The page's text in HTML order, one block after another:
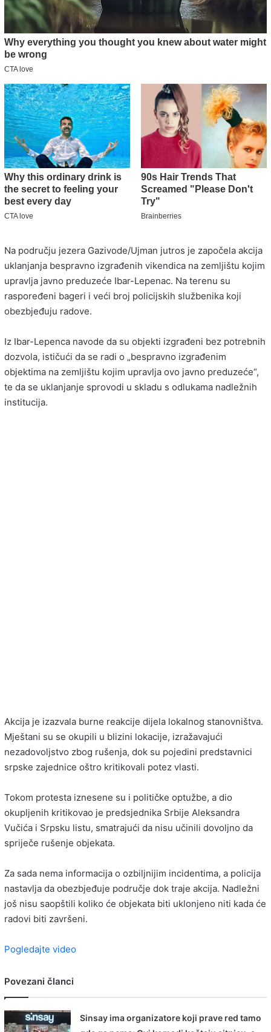
Na području jezera Gazivode/Ujman jutros je započela akcija
uklanjanja bespravno izgrađenih vikendica na zemljištu kojim
upravlja javno preduzeće Ibar-Lepenac. Na terenu su
raspoređeni bageri i veći broj policijskih službenika koji
obezbjeđuju radove.
Iz Ibar-Lepenca navode da su objekti izgrađeni bez potrebnih
dozvola, ističući da se radi o „bespravno izgrađenim
objektima na zemljištu kojim upravlja ovo javno preduzeće“,
te da se uklanjanje sprovodi u skladu s odlukama nadležnih
institucija.
Akcija je izazvala burne reakcije dijela lokalnog stanovništva.
Mještani su se okupili u blizini lokacije, izražavajući
nezadovoljstvo zbog rušenja, dok su pojedini predstavnici
srpske zajednice oštro kritikovali potez vlasti.
Tokom protesta iznesene su i političke optužbe, a dio
okupljenih kritikovao je predsjednika Srbije Aleksandra
Vučića i Srpsku listu, smatrajući da nisu učinili dovoljno da
spriječe rušenje objekata.
Za sada nema informacija o ozbiljnijim incidentima, a policija
nastavlja da obezbjeđuje područje dok traje akcija. Nadležni
još nisu saopštili koliko će objekata biti uklonjeno niti kada će
radovi biti završeni.
Pogledajte video
Povezani članci
Sinsay ima organizatore koji prave red tamo